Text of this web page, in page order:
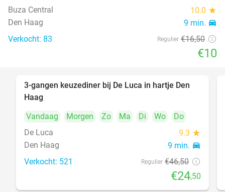
Buza Central
10.0 star
Den Haag 9 min. directions_car
Verkocht: 83 Regulier €16,50
€10
47%
3-gangen keuzediner bij De Luca in hartje Den
Haag
Vandaag
Morgen Zo Ma Di Wo
Do
De Luca
9.3 star
Den Haag 9 min. directions_car
Verkocht: 521 Regulier €46,50
€24,50